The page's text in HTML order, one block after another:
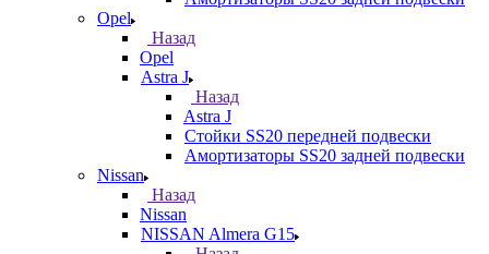
Opel
Назад
Opel
Astra J
Назад
Astra J
Стойки SS20 передней подвески
Амортизаторы SS20 задней подвески
Nissan
Назад
Nissan
NISSAN Almera G15